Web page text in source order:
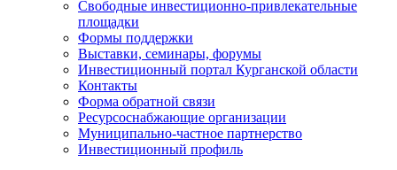
Свободные инвестиционно-привлекательные
площадки
Формы поддержки
Выставки, семинары, форумы
Инвестиционный портал Курганской области
Контакты
Форма обратной связи
Ресурсоснабжающие организации
Муниципально-частное партнерство
Инвестиционный профиль